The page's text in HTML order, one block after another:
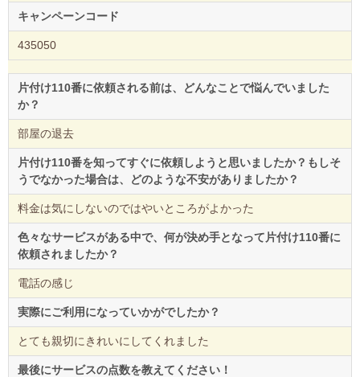
キャンペーンコード
435050
片付け110番に依頼される前は、どんなことで悩んでいました
か？
部屋の退去
片付け110番を知ってすぐに依頼しようと思いましたか？もしそ
うでなかった場合は、どのような不安がありましたか？
料金は気にしないのではやいところがよかった
色々なサービスがある中で、何が決め手となって片付け110番に
依頼されましたか？
電話の感じ
実際にご利用になっていかがでしたか？
とても親切にきれいにしてくれました
最後にサービスの点数を教えてください！